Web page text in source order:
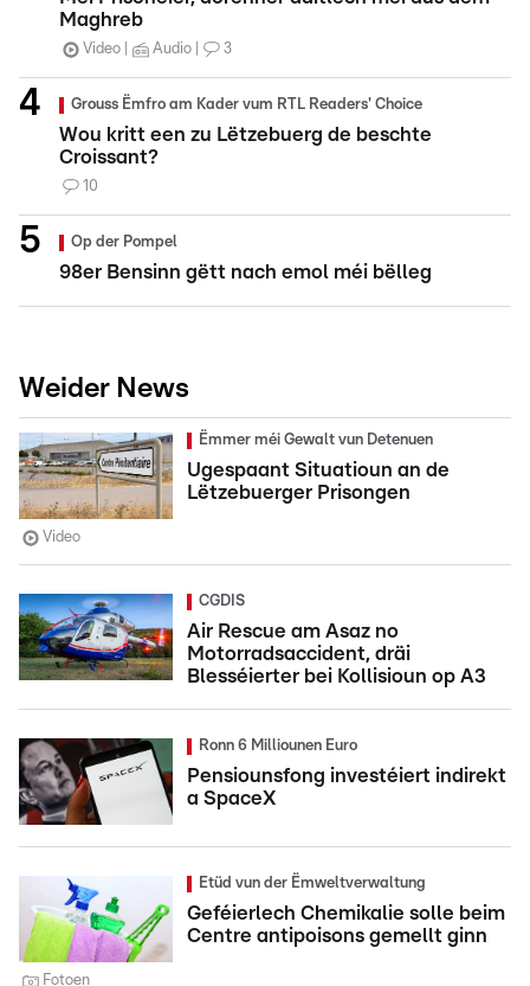
Maghreb
Video Audio 3
Grouss Ëmfro am Kader vum RTL Readers' Choice
Wou kritt een zu Lëtzebuerg de beschte
Croissant?
10
Op der Pompel
98er Bensinn gëtt nach emol méi bëlleg
Weider News
Ëmmer méi Gewalt vun Detenuen
Ugespaant Situatioun an de
Lëtzebuerger Prisongen
Video
CGDIS
Air Rescue am Asaz no
Motorradsaccident, dräi
Blesséierter bei Kollisioun op A3
Ronn 6 Milliounen Euro
Pensiounsfong investéiert indirekt
a SpaceX
Etüd vun der Ëmweltverwaltung
Geféierlech Chemikalie solle beim
Centre antipoisons gemellt ginn
Fotoen